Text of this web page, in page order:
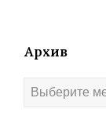
Архив
Архив